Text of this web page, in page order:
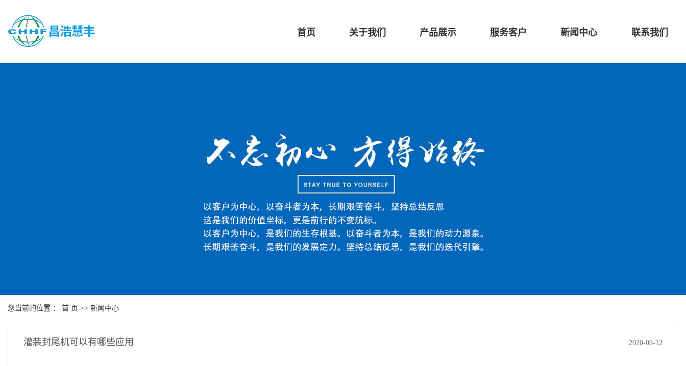
首页 关于我们 产品展示 服务客户 新闻中心 联系我们
您当前的位置 ： 首 页 >> 新闻中心
灌装封尾机可以有哪些应用 2020-06-12